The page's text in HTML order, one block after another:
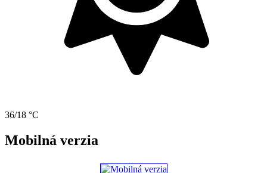
36/18 °C
Mobilná verzia